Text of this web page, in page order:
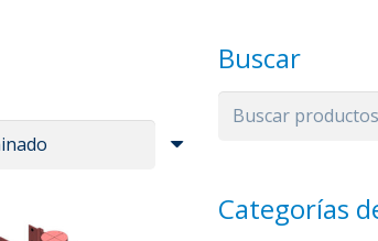
Buscar
Buscar
Categorías